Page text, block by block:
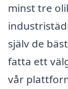
minst tre
själv de
fatta ett
vår